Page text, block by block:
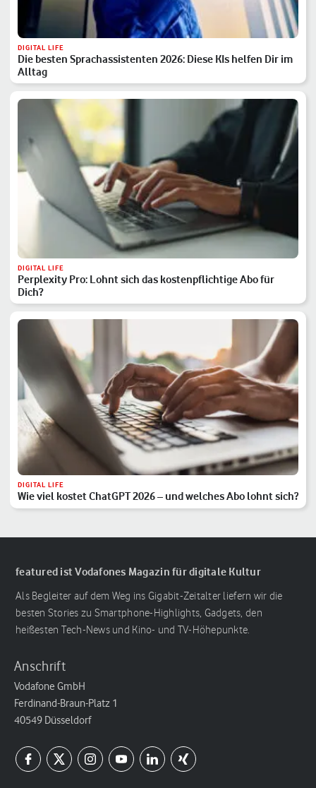
DIGITAL LIFE
Die besten Sprachassistenten 2026: Diese KIs helfen Dir im
Alltag
DIGITAL LIFE
Perplexity Pro: Lohnt sich das kostenpflichtige Abo für
Dich?
DIGITAL LIFE
Wie viel kostet ChatGPT 2026 – und welches Abo lohnt sich?
featured ist Vodafones Magazin für digitale Kultur
Als Begleiter auf dem Weg ins Gigabit-Zeitalter liefern wir die
besten Stories zu Smartphone-Highlights, Gadgets, den
heißesten Tech-News und Kino- und TV-Höhepunkte.
Anschrift
Vodafone GmbH
Ferdinand-Braun-Platz 1
40549 Düsseldorf